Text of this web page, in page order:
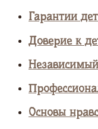
Гарантии
Доверие к
Основы